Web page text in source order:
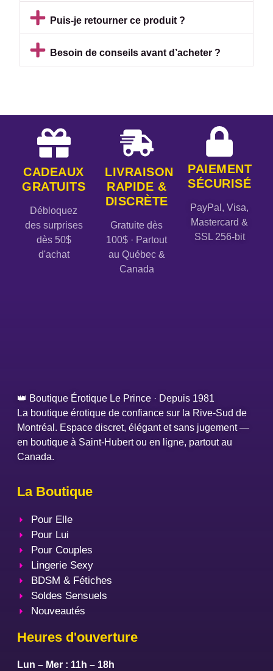
Puis-je retourner ce produit ?
Besoin de conseils avant d’acheter ?
CADEAUX
GRATUITS
Débloquez
des surprises
dès 50$
d'achat
LIVRAISON
RAPIDE &
DISCRÈTE
Gratuite dès
100$ · Partout
au Québec &
Canada
PAIEMENT
SÉCURISÉ
PayPal, Visa,
Mastercard &
SSL 256-bit
👑 Boutique Érotique Le Prince · Depuis 1981
La boutique érotique de confiance sur la Rive-Sud de
Montréal. Espace discret, élégant et sans jugement —
en boutique à Saint-Hubert ou en ligne, partout au
Canada.
La Boutique
Pour Elle
Pour Lui
Pour Couples
Lingerie Sexy
BDSM & Fétiches
Soldes Sensuels
Nouveautés
Heures d'ouverture
Lun – Mer : 11h – 18h